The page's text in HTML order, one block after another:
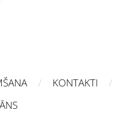
KONTAKTI